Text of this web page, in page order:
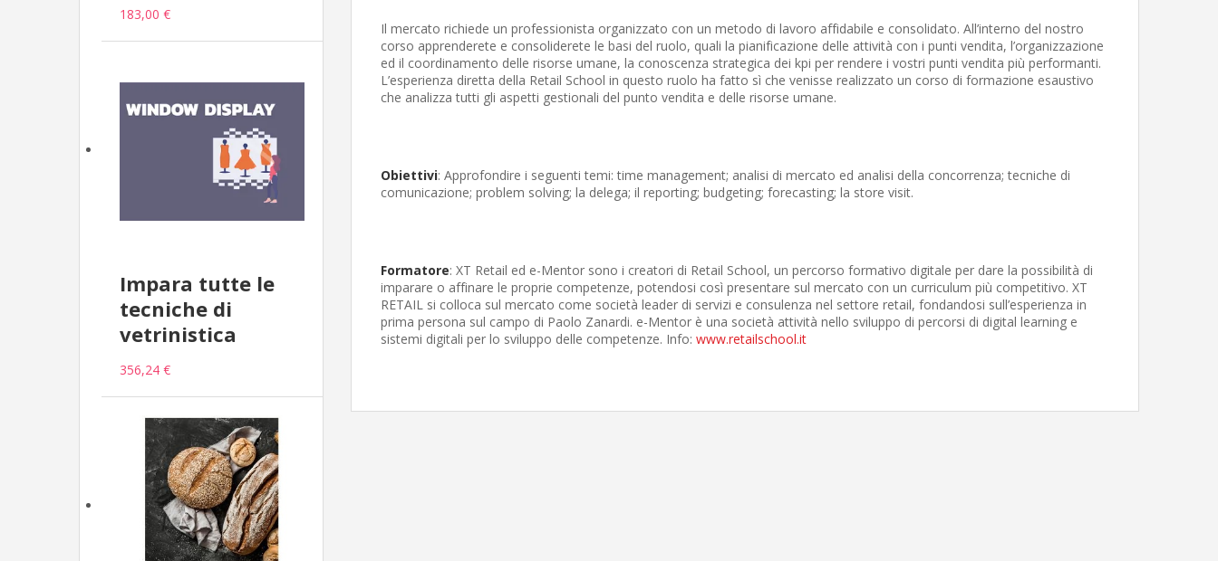
183,00 €
Impara tutte le
tecniche di
vetrinistica
356,24 €
Il mercato richiede un professionista organizzato con un metodo di lavoro affidabile e consolidato. All’interno del nostro
corso apprenderete e consoliderete le basi del ruolo, quali la pianificazione delle attività con i punti vendita, l’organizzazione
ed il coordinamento delle risorse umane, la conoscenza strategica dei kpi per rendere i vostri punti vendita più performanti.
L’esperienza diretta della Retail School in questo ruolo ha fatto sì che venisse realizzato un corso di formazione esaustivo
che analizza tutti gli aspetti gestionali del punto vendita e delle risorse umane.
Obiettivi: Approfondire i seguenti temi: time management; analisi di mercato ed analisi della concorrenza; tecniche di
comunicazione; problem solving; la delega; il reporting; budgeting; forecasting; la store visit.
Formatore: XT Retail ed e-Mentor sono i creatori di Retail School, un percorso formativo digitale per dare la possibilità di
imparare o affinare le proprie competenze, potendosi così presentare sul mercato con un curriculum più competitivo. XT
RETAIL si colloca sul mercato come società leader di servizi e consulenza nel settore retail, fondandosi sull’esperienza in
prima persona sul campo di Paolo Zanardi. e-Mentor è una società attività nello sviluppo di percorsi di digital learning e
sistemi digitali per lo sviluppo delle competenze. Info: www.retailschool.it